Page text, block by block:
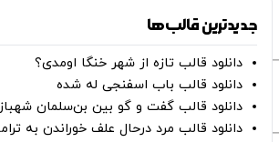
جدیدترین قالب‌ها
دانلود قالب تازه از شهر خنگا اومدی؟
دانلود قالب باب اسفنجی له شده
دانلود قالب گفت و گو بین بن‌سلمان
دانلود قالب مرد درحال علف خوراندن به